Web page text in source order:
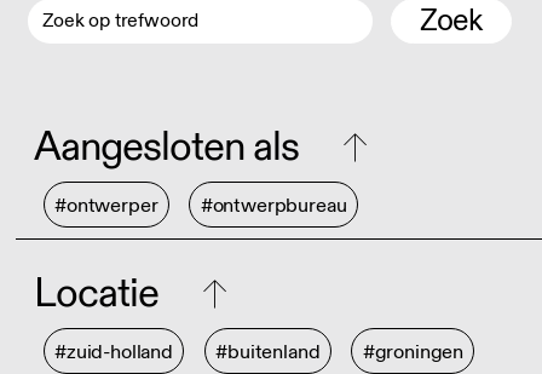
Zoek
Aangesloten als
#ontwerper #ontwerpbureau
Locatie
#zuid-holland #buitenland #groningen